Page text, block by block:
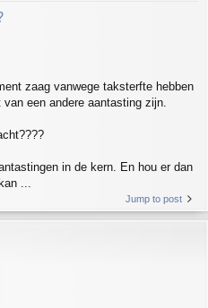
zaag vanwege taksterfte hebben
een andere aantasting zijn.
in de kern. En hou er dan
...
Jump to post